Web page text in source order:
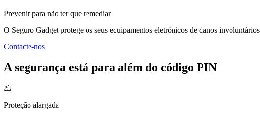
Prevenir para não ter que remediar
O Seguro Gadget protege os seus equipamentos eletrónicos de danos involuntários
Contacte-nos
A segurança está para além do código PIN
Proteção alargada